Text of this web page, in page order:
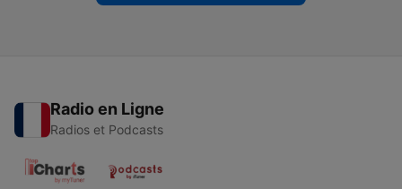
Radio en Ligne
Radios et Podcasts